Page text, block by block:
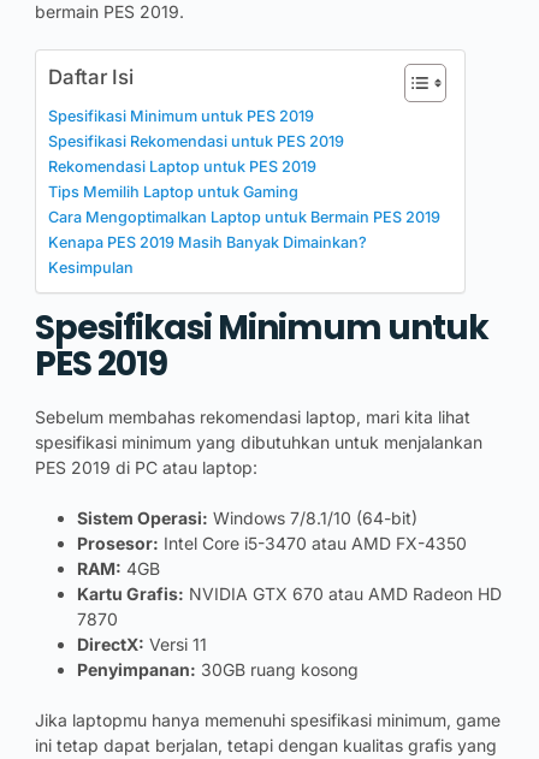
bermain PES 2019.
Daftar Isi
Spesifikasi Minimum untuk PES 2019
Spesifikasi Rekomendasi untuk PES 2019
Rekomendasi Laptop untuk PES 2019
Tips Memilih Laptop untuk Gaming
Cara Mengoptimalkan Laptop untuk Bermain PES 2019
Kenapa PES 2019 Masih Banyak Dimainkan?
Kesimpulan
Spesifikasi Minimum untuk
PES 2019
Sebelum membahas rekomendasi laptop, mari kita lihat
spesifikasi minimum yang dibutuhkan untuk menjalankan
PES 2019 di PC atau laptop:
Sistem Operasi: Windows 7/8.1/10 (64-bit)
Prosesor: Intel Core i5-3470 atau AMD FX-4350
RAM: 4GB
Kartu Grafis: NVIDIA GTX 670 atau AMD Radeon HD
7870
DirectX: Versi 11
Penyimpanan: 30GB ruang kosong
Jika laptopmu hanya memenuhi spesifikasi minimum, game
ini tetap dapat berjalan, tetapi dengan kualitas grafis yang